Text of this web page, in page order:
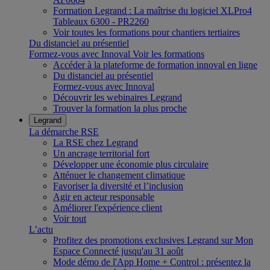
Formation Legrand : La maîtrise du logiciel XLPro4
Tableaux 6300 - PR2260
Voir toutes les formations pour chantiers tertiaires
Du distanciel au présentiel
Formez-vous avec Innoval Voir les formations
Accéder à la plateforme de formation innoval en ligne
Du distanciel au présentiel
Formez-vous avec Innoval
Découvrir les webinaires Legrand
Trouver la formation la plus proche
Legrand
La démarche RSE
La RSE chez Legrand
Un ancrage territorial fort
Développer une économie plus circulaire
Atténuer le changement climatique
Favoriser la diversité et l’inclusion
Agir en acteur responsable
Améliorer l'expérience client
Voir tout
L’actu
Profitez des promotions exclusives Legrand sur Mon
Espace Connecté jusqu'au 31 août
Mode démo de l'App Home + Control : présentez la